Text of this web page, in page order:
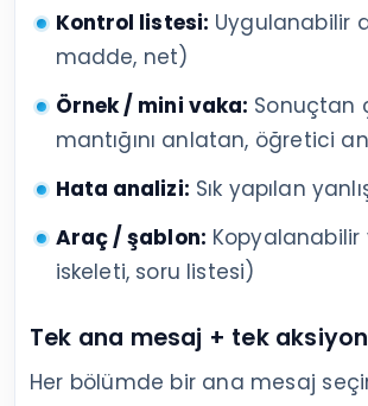
Kontrol listesi: Uygulanabilir
madde, net)
Örnek / mini vaka: Sonuçtan
mantığını anlatan, öğretici
Hata analizi: Sık yapılan
Araç / şablon: Kopyalanabilir
iskeleti, soru listesi)
Tek ana mesaj + tek
Her bölümde bir ana mesaj